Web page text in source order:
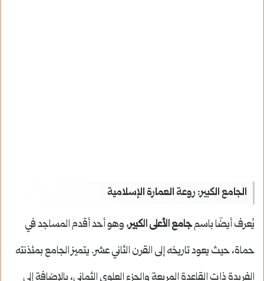
الجامع الكبير: روعة العمارة الإسلامية
يُعرف أيضًا باسمجامع الأعلى الكبير، وهو أحد أقدم المساجد في
حماة، حيث يعود تاريخه إلى القرن الثاني عشر. يتميز الجامع بمئذنته
الفريدة ذات القاعدة المربعة والجزء العلوي الثماني، بالإضافة إلى